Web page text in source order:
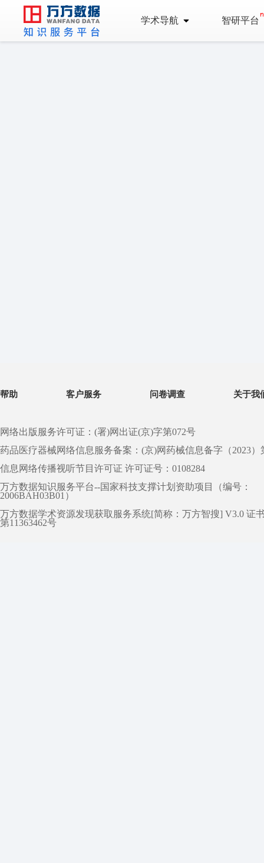
学术导航 智研平台
帮助 客户服务 问卷调查 关于我
网络出版服务许可证：(署)网出证(京)字第072号
药品医疗器械网络信息服务备案：(京)网药械信息备字（2023）
信息网络传播视听节目许可证 许可证号：0108284
万方数据知识服务平台--国家科技支撑计划资助项目（编号：
2006BAH03B01）
万方数据学术资源发现获取服务系统[简称：万方智搜] V3.0 证
第11363462号